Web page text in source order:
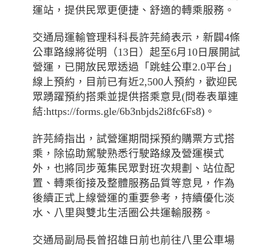
運站，提供民眾更便捷、舒適的轉乘服務。
交通局運輸管理科科長許芫綺表示，新闢4條
公車路線將從明（13日）起至6月10日展開試
營運，已開放民眾透過「跳蛙公車2.0平台」
線上預約，目前已有近2,500人預約，歡迎民
眾踴躍預約搭乘並提供搭乘意見(問卷表單連
結:https://forms.gle/6b3nbjds2i8fc6Fs8)。
許芫綺指出，試營運期間採預約購票方式搭
乘，除協助駕駛熟悉行駛路線及營運模式
外，也將同步蒐集民眾對班次規劃、站位配
置、轉乘銜接及整體服務品質等意見，作為
後續正式上線營運的重要參考，持續優化淡
水、八里與雙北生活圈公共運輸服務。
交通局副局長曾招雄日前也前往八里公車場